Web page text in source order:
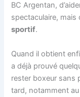
BC Argentan,
spectaculaire, mais
sportif.
Quand il obtient
a déjà prouvé
rester boxeur sans
tard, notamment